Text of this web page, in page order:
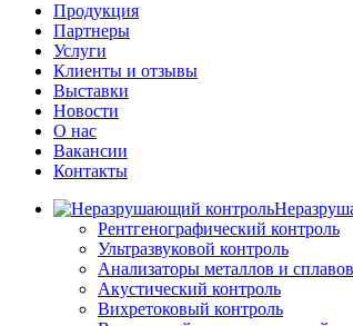
Продукция
Партнеры
Услуги
Клиенты и отзывы
Выставки
Новости
О нас
Вакансии
Контакты
Рентгенографический контроль
Ультразвуковой контроль
Анализаторы металлов и сплавов
Акустический контроль
Вихретоковый контроль